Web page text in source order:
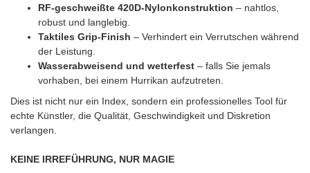
RF-geschweißte 420D-Nylonkonstruktion – nahtlos,
robust und langlebig.
Taktiles Grip-Finish – Verhindert ein Verrutschen während
der Leistung.
Wasserabweisend und wetterfest – falls Sie jemals
vorhaben, bei einem Hurrikan aufzutreten.
Dies ist nicht nur ein Index, sondern ein professionelles Tool für
echte Künstler, die Qualität, Geschwindigkeit und Diskretion
verlangen.
KEINE IRREFÜHRUNG, NUR MAGIE